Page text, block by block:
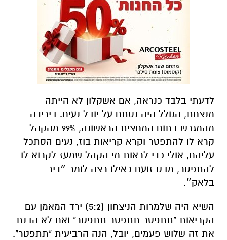
לדעתי בלבד כנראה, אם אשקלון לא הייתה
מנצחת, הגולל היה נסתם על יובל נעים. בירידה
מהמגרש בתום המחצית הראשונה, 99% מהקהל
קרא לו להתפטר וקרא קריאות בוז, נעים הסתכל
עליהם, אולי כדי לראות מי הקהל שמעז לקרוא לו
להתפטר, מבט זועם כאילו רצה לומר ״דיר
בלאק״.
השיא היה שלמרות הניצחון (5:2) ירד המאמן עם
הקריאות "תתפטר תתפטר תתפטר" ואם לא הבנת
את זה שלוש פעמים, יובל, הנה הרביעית "תתפטר".